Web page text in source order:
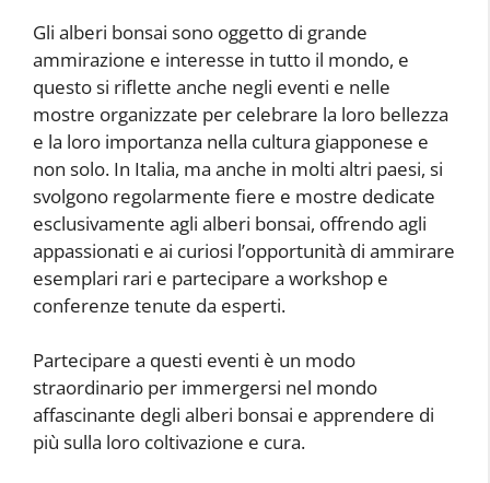
Gli alberi bonsai sono oggetto di grande
ammirazione e interesse in tutto il mondo, e
questo si riflette anche negli eventi e nelle
mostre organizzate per celebrare la loro bellezza
e la loro importanza nella cultura giapponese e
non solo. In Italia, ma anche in molti altri paesi, si
svolgono regolarmente fiere e mostre dedicate
esclusivamente agli alberi bonsai, offrendo agli
appassionati e ai curiosi l’opportunità di ammirare
esemplari rari e partecipare a workshop e
conferenze tenute da esperti.
Partecipare a questi eventi è un modo
straordinario per immergersi nel mondo
affascinante degli alberi bonsai e apprendere di
più sulla loro coltivazione e cura.